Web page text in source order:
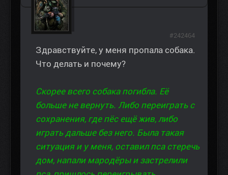
Здравствуйте, у меня пропала собака.
Что делать и почему?
Скорее всего собака погибла. Её
больше не вернуть. Либо переиграть с
сохранения, где пёс ещё жив, либо
играть дальше без него. Была такая
ситуация и у меня, оставил пса стеречь
дом, напали мародёры и застрелили
#242464